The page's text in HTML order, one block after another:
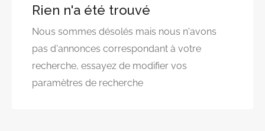
Rien n'a été trouvé
Nous sommes désolés mais nous n'avons
pas d'annonces correspondant à votre
recherche, essayez de modifier vos
paramètres de recherche